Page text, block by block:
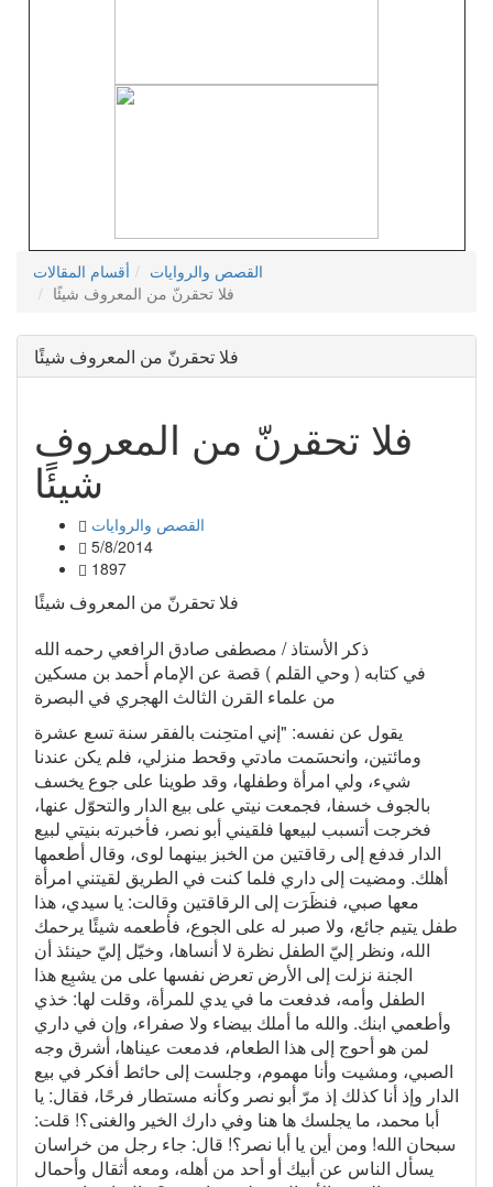
أقسام المقالات
القصص والروايات
فلا تحقرنّ من المعروف شيئًا
فلا تحقرنّ من المعروف شيئًا
فلا تحقرنّ من المعروف
شيئًا
القصص والروايات
5/8/2014
1897
فلا تحقرنّ من المعروف شيئًا
ذكر الأستاذ / مصطفى صادق الرافعي رحمه الله
في كتابه ( وحي القلم ) قصة عن الإمام أحمد بن مسكين
من علماء القرن الثالث الهجري في البصرة
يقول عن نفسه: "إني امتحِنت بالفقر سنة تسع عشرة
ومائتين، وانحسَمت مادتي وقحط منزلي، فلم يكن عندنا
شيء، ولي امرأة وطفلها، وقد طوينا على جوع يخسف
بالجوف خسفا، فجمعت نيتي على بيع الدار والتحوّل عنها،
فخرجت أتسبب لبيعها فلقيني أبو نصر، فأخبرته بنيتي لبيع
الدار فدفع إلى رقاقتين من الخبز بينهما لوى، وقال أطعمها
أهلك. ومضيت إلى داري فلما كنت في الطريق لقيتني امرأة
معها صبي، فنظَرَت إلى الرقاقتين وقالت: يا سيدي، هذا
طفل يتيم جائع، ولا صبر له على الجوع، فأطعمه شيئًا يرحمك
الله، ونظر إليّ الطفل نظرة لا أنساها، وخيّل إليّ حينئذ أن
الجنة نزلت إلى الأرض تعرض نفسها على من يشبِع هذا
الطفل وأمه، فدفعت ما في يدي للمرأة، وقلت لها: خذي
وأطعمي ابنك. والله ما أملك بيضاء ولا صفراء، وإن في داري
لمن هو أحوج إلى هذا الطعام، فدمعت عيناها، أشرق وجه
الصبي، ومشيت وأنا مهموم، وجلست إلى حائط أفكر في بيع
الدار وإذ أنا كذلك إذ مرّ أبو نصر وكأنه مستطار فرحًا، فقال: يا
أبا محمد، ما يجلسك ها هنا وفي دارك الخير والغنى؟! قلت:
سبحان الله! ومن أين يا أبا نصر؟! قال: جاء رجل من خراسان
يسأل الناس عن أبيك أو أحد من أهله، ومعه أثقال وأحمال